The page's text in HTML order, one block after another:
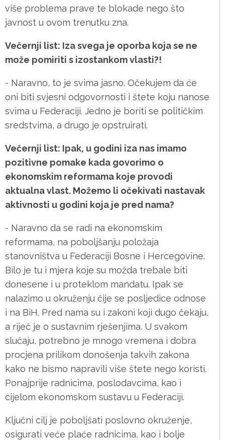
više problema prave te blokade nego što
javnost u ovom trenutku zna.
Večernji list: Iza svega je oporba koja se ne
može pomiriti s izostankom vlasti?!
- Naravno, to je svima jasno. Očekujem da će
oni biti svjesni odgovornosti i štete koju nanose
svima u Federaciji. Jedno je boriti se političkim
sredstvima, a drugo je opstruirati.
Večernji list: Ipak, u godini iza nas imamo
pozitivne pomake kada govorimo o
ekonomskim reformama koje provodi
aktualna vlast. Možemo li očekivati nastavak
aktivnosti u godini koja je pred nama?
- Naravno da se radi na ekonomskim
reformama, na poboljšanju položaja
stanovništva u Federaciji Bosne i Hercegovine.
Bilo je tu i mjera koje su možda trebale biti
donesene i u proteklom mandatu. Ipak se
nalazimo u okruženju čije se posljedice odnose
i na BiH. Pred nama su i zakoni koji dugo čekaju,
a riječ je o sustavnim rješenjima. U svakom
slučaju, potrebno je mnogo vremena i dobra
procjena prilikom donošenja takvih zakona
kako ne bismo napravili više štete nego koristi.
Ponajprije radnicima, poslodavcima, kao i
cijelom ekonomskom sustavu u Federaciji.
Ključni cilj je poboljšati poslovno okruženje,
osigurati veće plaće radnicima, kao i bolje